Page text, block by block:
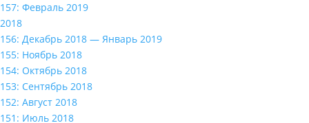
157: Февраль 2019
2018
156: Декабрь 2018 — Январь 2019
155: Ноябрь 2018
154: Октябрь 2018
153: Сентябрь 2018
152: Август 2018
151: Июль 2018